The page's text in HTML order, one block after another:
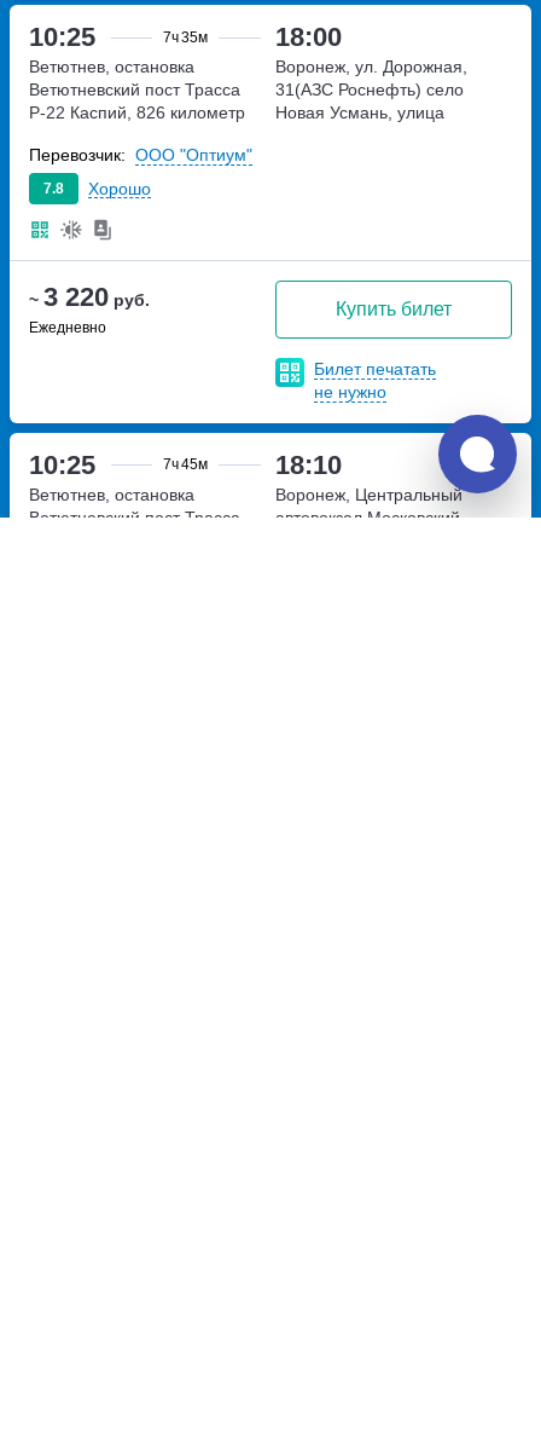
10:25 7ч35м 18:00
~ 3 220 руб.
Ежедневно
Купить билет
Билет печатать
не нужно
Ветютнев, остановка
Ветютневский пост Трасса
Р-22 Каспий, 826 километр
Воронеж, ул. Дорожная,
31(АЗС Роснефть) село
Новая Усмань, улица
7.8 Хорошо
Перевозчик: ООО "Оптиум"
10:25 7ч45м 18:10
Ветютнев, остановка
Ветютневский пост Трасса
Воронеж, Центральный
автовокзал Московский